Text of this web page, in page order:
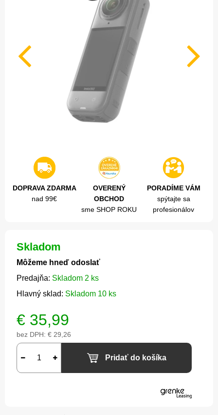
DOPRAVA ZDARMA
nad 99€
OVERENÝ
OBCHOD
sme SHOP ROKU
PORADÍME VÁM
spýtajte sa
profesionálov
Skladom
Môžeme hneď odoslať
Predajňa: Skladom 2 ks
Hlavný sklad: Skladom 10 ks
€ 35,99
bez DPH: € 29,26
Pridať do košíka